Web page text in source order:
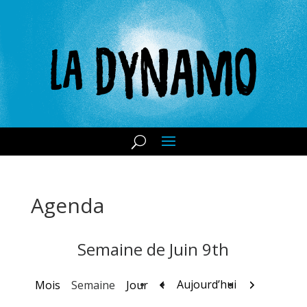
Agenda
Semaine de Juin 9th
Mois Semaine Jour Précédent
Aujourd’hui Suivant